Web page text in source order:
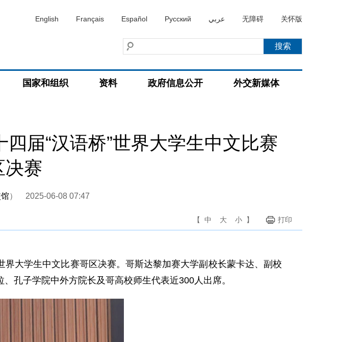
English Français Español Русский عربي 无障碍 关怀版
国家和组织 资料 政府信息公开 外交新媒体
届“汉语桥”世界大学生中文比赛
决赛
） 2025-06-08 07:47
【 中 大 小 】 打印
大学生中文比赛哥区决赛。哥斯达黎加赛大学副校长蒙卡达、副校
孔子学院中外方院长及哥高校师生代表近300人出席。